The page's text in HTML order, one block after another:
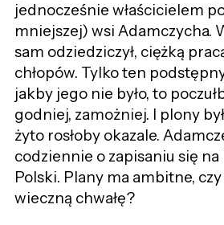
jednocześnie właścicielem
mniejszej) wsi Adamczycha.
sam odziedziczył, ciężką
chłopów. Tylko ten
jakby jego nie było, to
godniej, zamożniej. I plony
żyto rosłoby okazale.
codziennie ozapisaniu się
Polski. Plany ma ambitne,
wieczną chwałę?